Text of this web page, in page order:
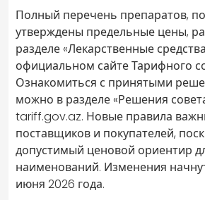
Полный перечень препаратов,
утверждены предельные цены,
разделе «Лекарственные
официальном сайте Тарифного
Ознакомиться с принятыми
можно в разделе «Решения
tariff.gov.az. Новые правила
поставщиков и покупателей,
допустимый ценовой ориентир
наименований. Изменения
июня 2026 года.